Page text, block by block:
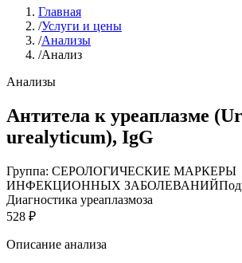
Главная
/Услуги и цены
/Анализы
/Анализ
Анализы
Антитела к уреаплазме
urealyticum), IgG
Группа: СЕРОЛОГИЧЕСКИЕ МАРКЕРЫ
ИНФЕКЦИОННЫХ ЗАБОЛЕВАНИЙ
Диагностика уреаплазмоза
528 ₽
Описание анализа